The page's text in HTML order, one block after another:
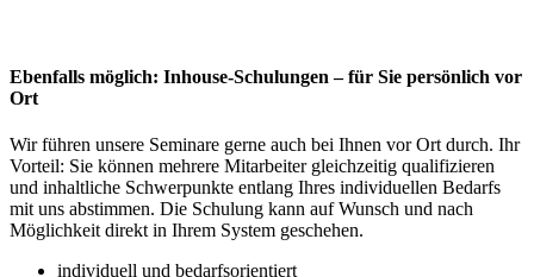
Ebenfalls möglich: Inhouse-Schulungen – für Sie persönlich vor
Ort
Wir führen unsere Seminare gerne auch bei Ihnen vor Ort durch. Ihr
Vorteil: Sie können mehrere Mitarbeiter gleichzeitig qualifizieren
und inhaltliche Schwerpunkte entlang Ihres individuellen Bedarfs
mit uns abstimmen. Die Schulung kann auf Wunsch und nach
Möglichkeit direkt in Ihrem System geschehen.
individuell und bedarfsorientiert